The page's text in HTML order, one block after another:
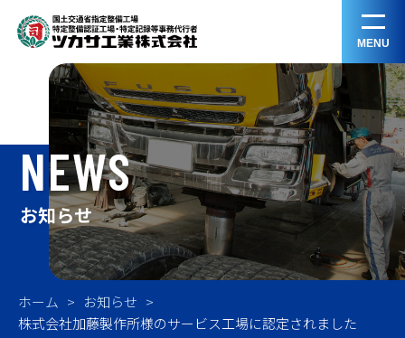
MENU
NEWS
お知らせ
ホーム
お知らせ
株式会社加藤製作所様のサービス工場に認定されました